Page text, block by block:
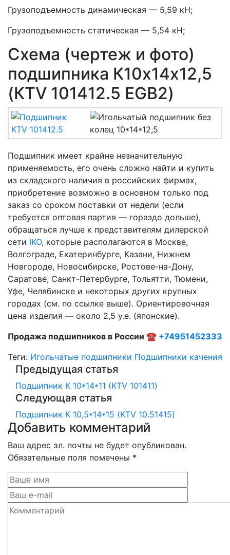
Грузоподъемность динамическая — 5,59 кН;
Грузоподъемность статическая — 5,54 кН;
Схема (чертеж и фото)
подшипника К10х14х12,5
(КTV 101412.5 EGB2)
Подшипник имеет крайне незначительную
применяемость, его очень сложно найти и купить
из складского наличия в российских фирмах,
приобретение возможно в основном только под
заказ со сроком поставки от недели (если
требуется оптовая партия — гораздо дольше),
обращаться лучше к представителям дилерской
сети IKO, которые располагаются в Москве,
Волгограде, Екатеринбурге, Казани, Нижнем
Новгороде, Новосибирске, Ростове-на-Дону,
Саратове, Санкт-Петербурге, Тольятти, Тюмени,
Уфе, Челябинске и некоторых других крупных
городах (см. по ссылке выше). Ориентировочная
цена изделия — около 2,5 у.е. (японские).
Продажа подшипников в России ☎ +74951452333
Теги: Игольчатые подшипники Подшипники качения
Предыдущая статья
Подшипник К 10*14*11 (KTV 101411)
Следующая статья
Подшипник К 10,5*14*15 (KTV 10.51415)
Добавить комментарий
Ваш адрес эл. почты не будет опубликован.
Обязательные поля помечены *